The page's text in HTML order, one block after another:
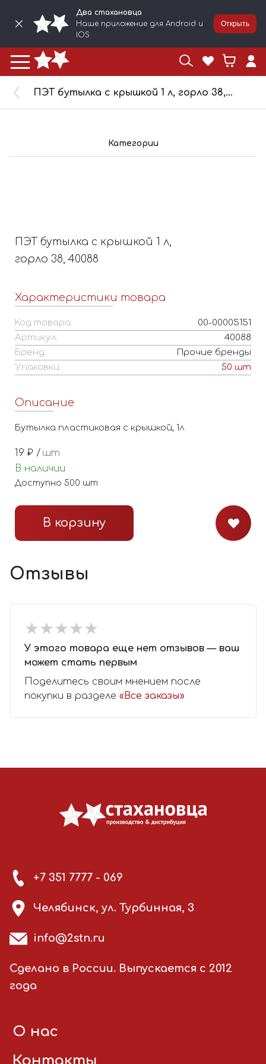
Два стахановца
Наше приложение для Android и
IOS
Открыть
ПЭТ бутылка с крышкой 1 л, горло 38, 40088
Категории
ПЭТ бутылка с крышкой 1 л,
горло 38, 40088
Характеристики товара
Код товара:
00-00005151
Артикул:
40088
Бренд:
Прочие бренды
Упаковки:
50 шт
Описание
Бутылка пластиковая с крышкой, 1л
19 ₽ / шт
В наличии
Доступно 500 шт
В корзину
Отзывы
★★★★★
★★★★★
У этого товара еще нет отзывов — ваш
может стать первым
Поделитесь своим мнением после
покупки в разделе «Все заказы»
+7 351 7777 - 069
Челябинск, ул. Турбинная, 3
info@2stn.ru
Сделано в России. Выпускается с 2012
года
О нас
Контакты